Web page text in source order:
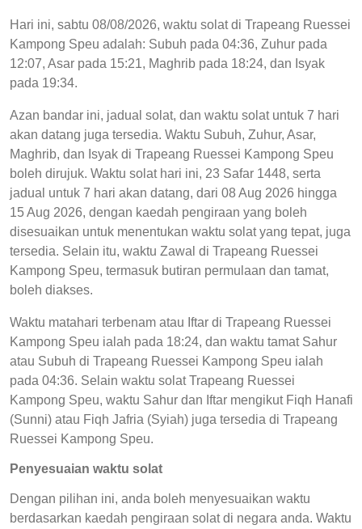
Hari ini, sabtu 08/08/2026, waktu solat di Trapeang Ruessei
Kampong Speu adalah: Subuh pada 04:36, Zuhur pada
12:07, Asar pada 15:21, Maghrib pada 18:24, dan Isyak
pada 19:34.
Azan bandar ini, jadual solat, dan waktu solat untuk 7 hari
akan datang juga tersedia. Waktu Subuh, Zuhur, Asar,
Maghrib, dan Isyak di Trapeang Ruessei Kampong Speu
boleh dirujuk. Waktu solat hari ini, 23 Safar 1448, serta
jadual untuk 7 hari akan datang, dari 08 Aug 2026 hingga
15 Aug 2026, dengan kaedah pengiraan yang boleh
disesuaikan untuk menentukan waktu solat yang tepat, juga
tersedia. Selain itu, waktu Zawal di Trapeang Ruessei
Kampong Speu, termasuk butiran permulaan dan tamat,
boleh diakses.
Waktu matahari terbenam atau Iftar di Trapeang Ruessei
Kampong Speu ialah pada 18:24, dan waktu tamat Sahur
atau Subuh di Trapeang Ruessei Kampong Speu ialah
pada 04:36. Selain waktu solat Trapeang Ruessei
Kampong Speu, waktu Sahur dan Iftar mengikut Fiqh Hanafi
(Sunni) atau Fiqh Jafria (Syiah) juga tersedia di Trapeang
Ruessei Kampong Speu.
Penyesuaian waktu solat
Dengan pilihan ini, anda boleh menyesuaikan waktu
berdasarkan kaedah pengiraan solat di negara anda. Waktu